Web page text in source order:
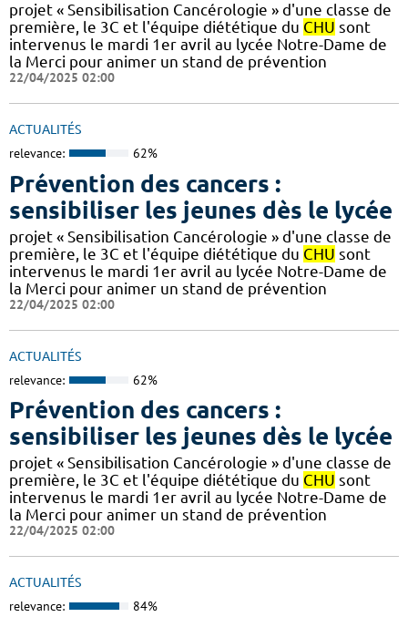
projet « Sensibilisation Cancérologie » d'une classe de
première, le 3C et l'équipe diététique du CHU sont
intervenus le mardi 1er avril au lycée Notre-Dame de
la Merci pour animer un stand de prévention
22/04/2025 02:00
ACTUALITÉS
relevance: 62%
Prévention des cancers :
sensibiliser les jeunes dès le lycée
projet « Sensibilisation Cancérologie » d'une classe de
première, le 3C et l'équipe diététique du CHU sont
intervenus le mardi 1er avril au lycée Notre-Dame de
la Merci pour animer un stand de prévention
22/04/2025 02:00
ACTUALITÉS
relevance: 62%
Prévention des cancers :
sensibiliser les jeunes dès le lycée
projet « Sensibilisation Cancérologie » d'une classe de
première, le 3C et l'équipe diététique du CHU sont
intervenus le mardi 1er avril au lycée Notre-Dame de
la Merci pour animer un stand de prévention
22/04/2025 02:00
ACTUALITÉS
relevance: 84%